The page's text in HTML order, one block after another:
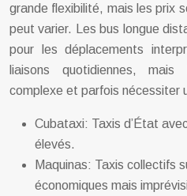
grande flexibilité, mais les prix
peut varier. Les bus longue
pour les déplacements
liaisons quotidiennes,
complexe et parfois nécessiter
Cubataxi: Taxis d’État
élevés.
Maquinas: Taxis collectifs
économiques mais